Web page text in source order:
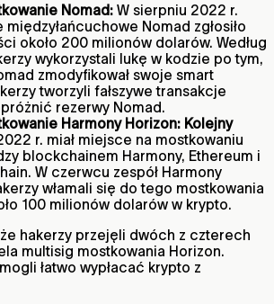
Nomad: W sierpniu 2022 r.
Nomad zgłosiło
około 200 milionów dolarów. Według
wykorzystali lukę w kodzie po tym,
zmodyfikował swoje smart
tworzyli fałszywe transakcje
rezerwy Nomad.
Harmony Horizon: Kolejny
r. miał miejsce na mostkowaniu
blockchainem Harmony, Ethereum i
W czerwcu zespół Harmony
włamali się do tego mostkowania
100 milionów dolarów w krypto.
hakerzy przejęli dwóch z czterech
multisig mostkowania Horizon.
łatwo wypłacać krypto z